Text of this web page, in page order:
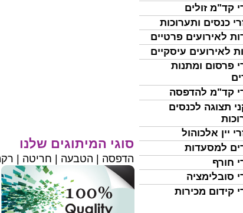
קד"מ זולים
כנסים ותערוכות
לאירועים פרטיים
לאירועים עיסקיים
פרסום ומתנות
קד"מ להדפסה
תצוגה לכנסים
יין אלכוהול
למסעדות
חורף
סובלימציה
קידום מכירות
סוגי המיתוגים שלנו
הדפסה | הטבעה | חריטה |